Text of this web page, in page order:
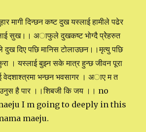
मागी दिन्छन कष्ट दुख यस्लाई हामीले पढेर
सुख।। अाफुले दुखकष्ट भोग्दै प्रेेहरुत
दुख दिए पछि मानिस टोलाउछन।।मृत्यु पछि
। यस्लाई बुझ्न सके मात्र हुन्छ जीवन पूरा
वेदशाश्त्रमा भन्छन भवसागर । अाए म त
है पार ।।शिबजी कि जय ।। no
I m going to deeply in this
maeju.